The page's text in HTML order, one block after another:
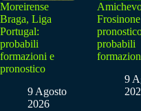
Moreirense
Braga, Liga
Portugal:
probabili
formazioni e
pronostico
9 Agosto
2026
probabili
9